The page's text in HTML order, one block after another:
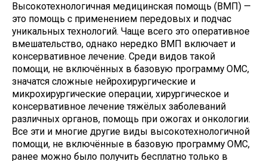
Высокотехнологичная медицинская помощь (ВМП) —
это помощь с применением передовых и подчас
уникальных технологий. Чаще всего это оперативное
вмешательство, однако нередко ВМП включает и
консервативное лечение. Среди видов такой
помощи, не включённых в базовую программу ОМС,
значатся сложные нейрохирургические и
микрохирургические операции, хирургическое и
консервативное лечение тяжёлых заболеваний
различных органов, помощь при ожогах и онкологии.
Все эти и многие другие виды высокотехнологичной
помощи, не включённые в базовую программу ОМС,
ранее можно было получить бесплатно только в